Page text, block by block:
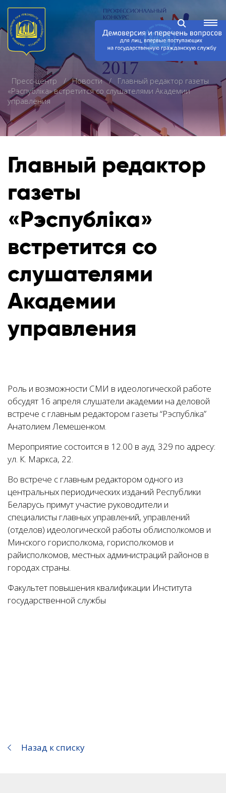
Пресс-центр Новости
Главный редактор газеты
«Рэспублiка» встретится со слушателями Академии
управления
Главный редактор
газеты
«Рэспублiка»
встретится со
слушателями
Академии
управления
Роль и возможности СМИ в идеологической работе
обсудят 16 апреля слушатели академии на деловой
встрече с главным редактором газеты “Рэспублiка”
Анатолием Лемешенком.
Мероприятие состоится в 12.00 в ауд. 329 по адресу:
ул. К. Маркса, 22.
Во встрече с главным редактором одного из
центральных периодических изданий Республики
Беларусь примут участие руководители и
специалисты главных управлений, управлений
(отделов) идеологической работы облисполкомов и
Минского горисполкома, горисполкомов и
райисполкомов, местных администраций районов в
городах страны.
Факультет повышения квалификации Института
государственной службы
Назад к списку